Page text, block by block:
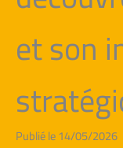
et son
Publié le 14/05/2026